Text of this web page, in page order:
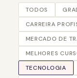
TODOS
CARREIRA
MERCADO DE
MELHORES
TECNOLOGIA